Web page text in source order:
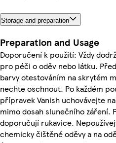
Storage and preparation
Preparation and Usage
Doporučení k použití: Vždy
pro péči o oděv nebo látku.
barvy otestováním na skrytém
nechte oschnout. Po každém
přípravek Vanish uchovávejte
mimo dosah slunečního záření.
doporučují rukavice.
chemicky čištěné oděvy a na